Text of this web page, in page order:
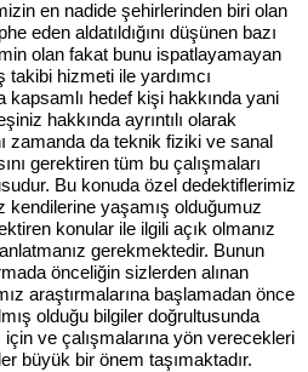
en nadide şehirlerinden biri olan
eden aldatıldığını düşünen bazı
olan fakat bunu ispatlayamayan
hizmeti ile yardımcı
hedef kişi hakkında yani
hakkında ayrıntılı olarak
zamanda da teknik fiziki ve sanal
gerektiren tüm bu çalışmaları
Bu konuda özel dedektiflerimiz
kendilerine yaşamış olduğumuz
konular ile ilgili açık olmanız
gerekmektedir. Bunun
önceliğin sizlerden alınan
araştırmalarına başlamadan önce
olduğu bilgiler doğrultusunda
için ve çalışmalarına yön verecekleri
büyük bir önem taşımaktadır.